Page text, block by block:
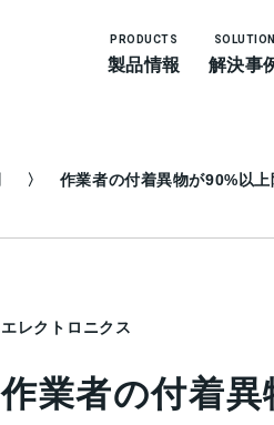
PRODUCTS
製品情報
SOLUTION
解決事
作業者の付着異物が90%以
エレクトロニクス
作業者の付着